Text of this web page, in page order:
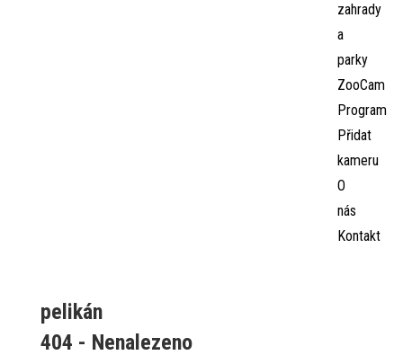
zahrady
a
parky
ZooCam
Program
Přidat
kameru
O
nás
Kontakt
pelikán
404 - Nenalezeno